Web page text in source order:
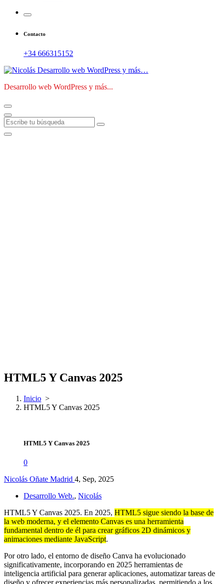
Contacto
+34 666315152
Desarrollo web WordPress y más...
HTML5 Y Canvas 2025
Inicio >
HTML5 Y Canvas 2025
HTML5 Y Canvas 2025
0
Nicolás Oñate Madrid 4, Sep, 2025
Desarrollo Web., Nicolás
HTML5 Y Canvas 2025. En 2025, HTML5 sigue siendo la base de
la web moderna, y el elemento Canvas es una herramienta
fundamental dentro de él para crear gráficos 2D dinámicos y
animaciones mediante JavaScript.
Por otro lado, el entorno de diseño Canva ha evolucionado
significativamente, incorporando en 2025 herramientas de
inteligencia artificial para generar aplicaciones, automatizar tareas de
diseño y ofrecer experiencias más personalizadas, permitiendo a los